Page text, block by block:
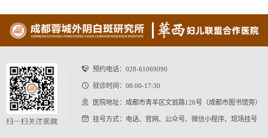
预约电话： 028-61069090
就诊时间：08:00-17:30
医院地址：成都市青羊区文翁路126号（成都市图书馆旁）
挂号方式：电话、官网、公众号、微信小程序、现场挂号